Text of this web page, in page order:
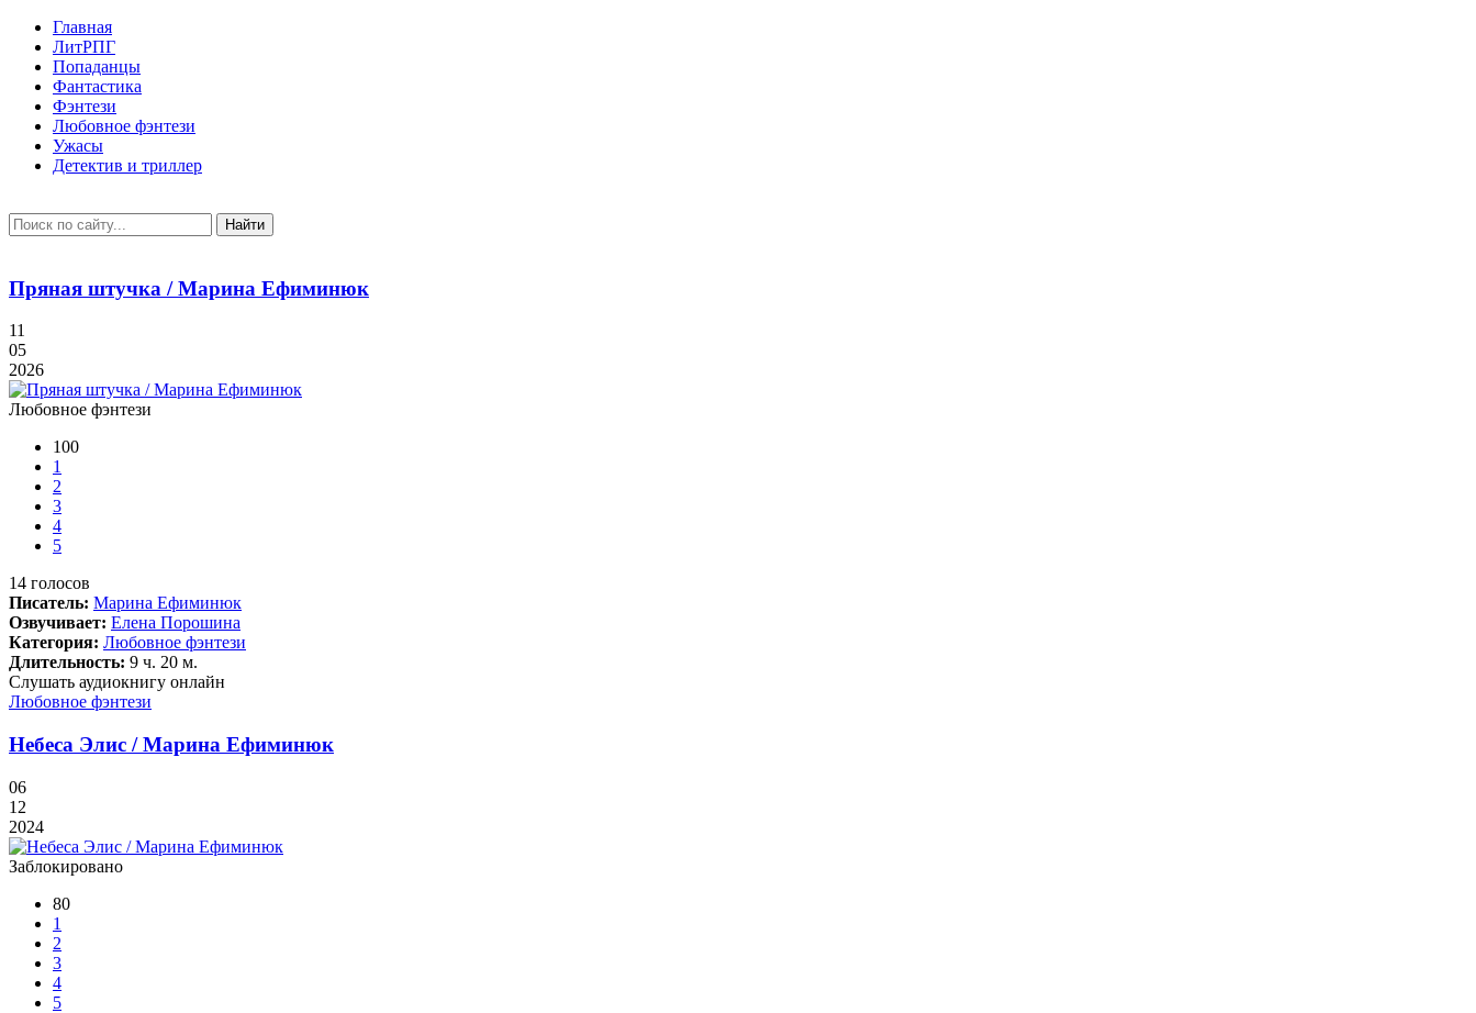
Главная
ЛитРПГ
Попаданцы
Фантастика
Фэнтези
Любовное фэнтези
Ужасы
Детектив и триллер
Найти
Пряная штучка / Марина Ефиминюк
11
05
2026
Любовное фэнтези
100
1
2
3
4
5
14 голосов
Писатель: Марина Ефиминюк
Озвучивает: Елена Порошина
Категория: Любовное фэнтези
Длительность: 9 ч. 20 м.
Слушать аудиокнигу онлайн
Любовное фэнтези
Небеса Элис / Марина Ефиминюк
06
12
2024
Заблокировано
80
1
2
3
4
5